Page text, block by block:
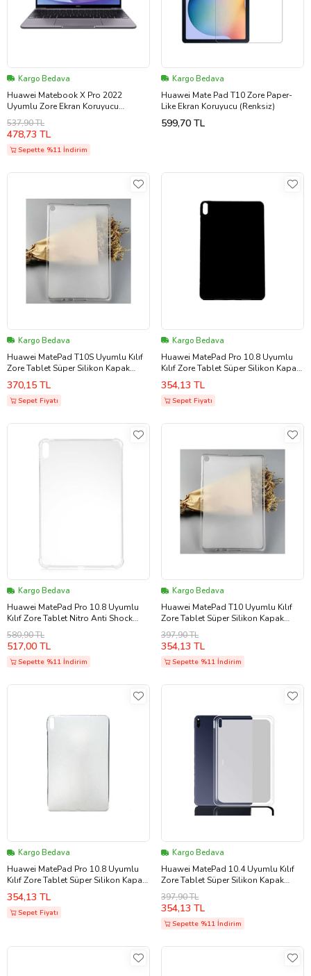
Kargo Bedava
Huawei Matebook X Pro 2022
Uyumlu Zore Ekran Koruyucu
(Renksiz)
537,90 TL
478,73 TL
Sepette %11 İndirim
Kargo Bedava
Huawei Mate Pad T10 Zore Paper-
Like Ekran Koruyucu (Renksiz)
599,70 TL
Kargo Bedava
Huawei MatePad T10S Uyumlu Kılıf
Zore Tablet Süper Silikon Kapak
(Renksiz)
370,15 TL
Sepet Fiyatı
Kargo Bedava
Huawei MatePad Pro 10.8 Uyumlu
Kılıf Zore Tablet Süper Silikon Kapak
(Siyah)
354,13 TL
Sepet Fiyatı
Kargo Bedava
Huawei MatePad Pro 10.8 Uyumlu
Kılıf Zore Tablet Nitro Anti Shock
Silikon Kapak (Renksiz)
580,90 TL
517,00 TL
Sepette %11 İndirim
Kargo Bedava
Huawei MatePad T10 Uyumlu Kılıf
Zore Tablet Süper Silikon Kapak
(Renksiz)
397,90 TL
354,13 TL
Sepette %11 İndirim
Kargo Bedava
Huawei MatePad Pro 10.8 Uyumlu
Kılıf Zore Tablet Süper Silikon Kapak
(Renksiz)
354,13 TL
Sepet Fiyatı
Kargo Bedava
Huawei MatePad 10.4 Uyumlu Kılıf
Zore Tablet Süper Silikon Kapak
(Renksiz)
397,90 TL
354,13 TL
Sepette %11 İndirim